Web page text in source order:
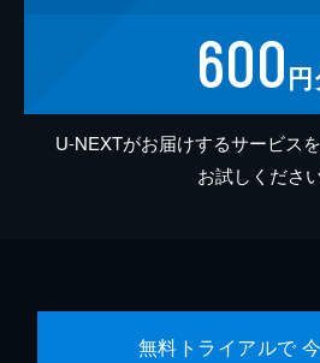
600
U-NEXTがお届けするサービス
お試しください
無料トライアルで